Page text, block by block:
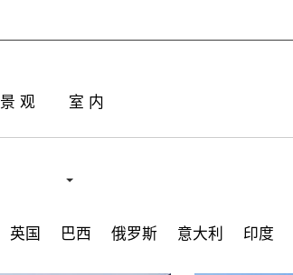
景 观 室 内
英国 巴西 俄罗斯 意大利 印度